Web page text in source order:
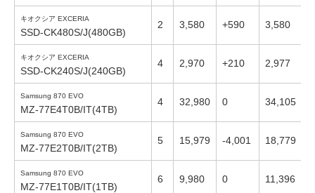
キオクシア EXCERIA
SSD-CK480S/J(480GB)
2 3,580 +590 3,580
キオクシア EXCERIA
SSD-CK240S/J(240GB)
4 2,970 +210 2,977
Samsung 870 EVO
MZ-77E4T0B/IT(4TB)
4 32,980 0 34,105
Samsung 870 EVO
MZ-77E2T0B/IT(2TB)
5 15,979 -4,001 18,779
Samsung 870 EVO
MZ-77E1T0B/IT(1TB)
6 9,980 0 11,396